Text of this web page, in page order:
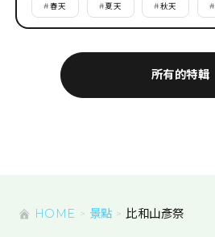
所有的特輯
#春天 #夏天 #秋天 #
HOME 景點 比和山彥祭